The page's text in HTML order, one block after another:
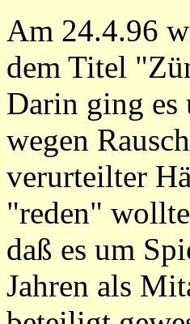
Am 24.4.96
dem Titel
Darin ging es
wegen
verurteilter
"reden"
daß es um
Jahren als